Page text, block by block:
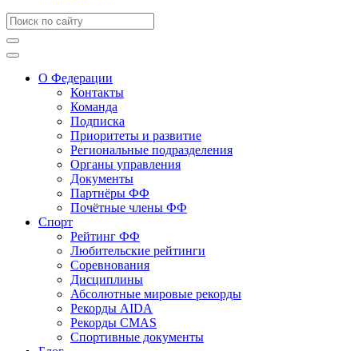
О Федерации
Контакты
Команда
Подписка
Приоритеты и развитие
Региональные подразделения
Органы управления
Документы
Партнёры ФФ
Почётные члены ФФ
Спорт
Рейтинг ФФ
Любительские рейтинги
Соревнования
Дисциплины
Абсолютные мировые рекорды
Рекорды AIDA
Рекорды CMAS
Спортивные документы